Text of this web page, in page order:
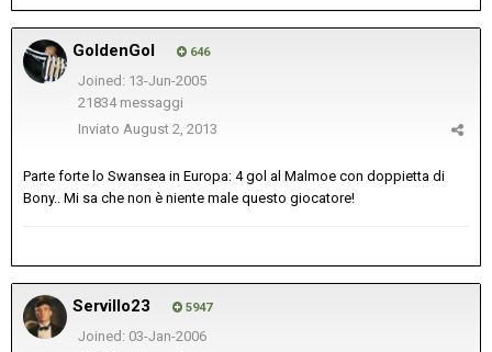
GoldenGol 646
Joined: 13-Jun-2005
21834 messaggi
Inviato August 2, 2013
Parte forte lo Swansea in Europa: 4 gol al Malmoe con doppietta di
Bony.. Mi sa che non è niente male questo giocatore!
Servillo23 5947
Joined: 03-Jan-2006